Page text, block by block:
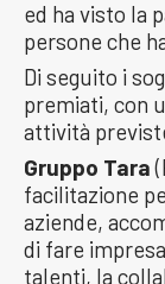
ed ha visto la
persone che
Di seguito i
premiati, con
attività
Gruppo Tara
facilitazione
aziende,
di fare
talenti, la